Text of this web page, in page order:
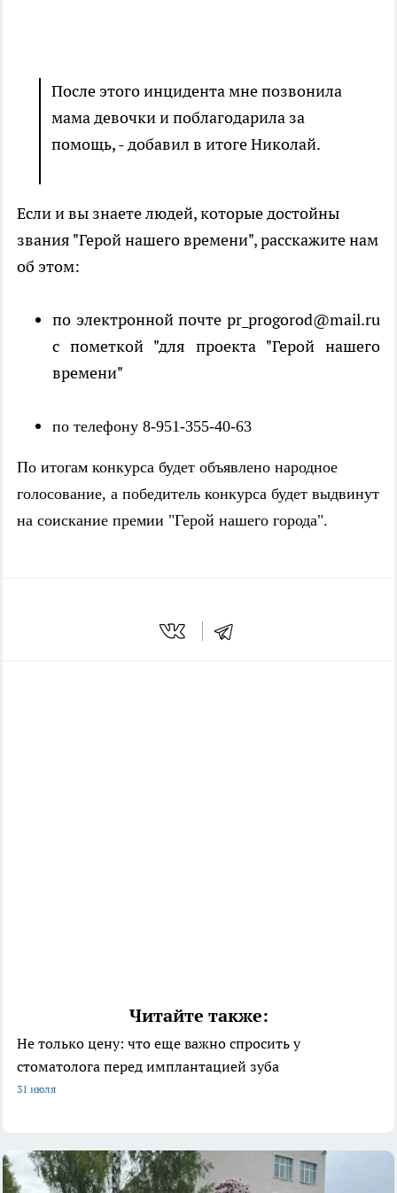
После этого инцидента мне позвонила
мама девочки и поблагодарила за
помощь, - добавил в итоге Николай.
Если и вы знаете людей, которые достойны
звания "Герой нашего времени", расскажите нам
об этом:
по электронной почте pr_progorod@mail.ru
с пометкой "для проекта "Герой нашего
времени"
по телефону 8-951-355-40-63
По итогам конкурса будет объявлено народное
голосование, а победитель конкурса будет выдвинут
на соискание премии "Герой нашего города".
Читайте также:
Не только цену: что еще важно спросить у
стоматолога перед имплантацией зуба
31 июля